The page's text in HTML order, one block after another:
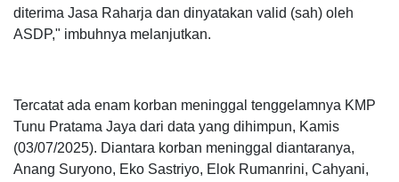
diterima Jasa Raharja dan dinyatakan valid (sah) oleh
ASDP," imbuhnya melanjutkan.
Tercatat ada enam korban meninggal tenggelamnya KMP
Tunu Pratama Jaya dari data yang dihimpun, Kamis
(03/07/2025). Diantara korban meninggal diantaranya,
Anang Suryono, Eko Sastriyo, Elok Rumanrini, Cahyani,